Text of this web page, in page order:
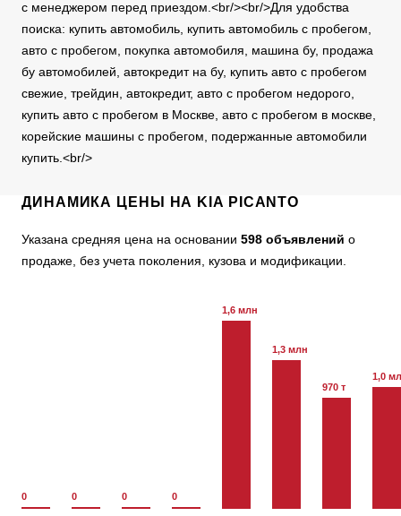
с менеджером перед приездом.<br/><br/>Для удобства
поиска: купить автомобиль, купить автомобиль с пробегом,
авто с пробегом, покупка автомобиля, машина бу, продажа
бу автомобилей, автокредит на бу, купить авто с пробегом
свежие, трейдин, автокредит, авто с пробегом недорого,
купить авто с пробегом в Москве, авто с пробегом в москве,
корейские машины с пробегом, подержанные автомобили
купить.<br/>
ДИНАМИКА ЦЕНЫ НА KIA PICANTO
Указана средняя цена на основании 598 объявлений о
продаже, без учета поколения, кузова и модификации.
0 0 0 0
1,6 млн
1,3 млн
970 т
1,0